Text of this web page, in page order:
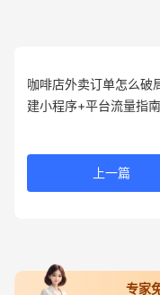
咖啡店外卖订单怎么破
建小程序+平台流量指南
上一篇
专家